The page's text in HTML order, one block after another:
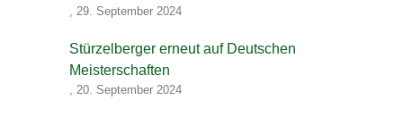
, 29. September 2024
Stürzelberger erneut auf Deutschen
Meisterschaften
, 20. September 2024